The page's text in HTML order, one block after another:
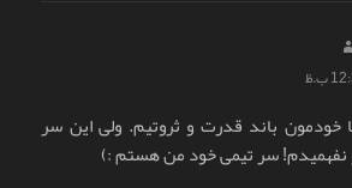
خودمون باند قدرت و ثروتیم. ولی این سر
نفهمیدم! سر تیمی خود من هستم :)